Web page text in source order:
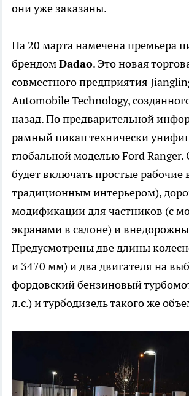
они уже заказаны.
На 20 марта намечена премьера
брендомDadao. Это новая
совместного предприятия
Automobile Technology,
назад. По предварительной
рамный пикап технически
глобальной моделью Ford Ranger.
будет включать простые рабочие
традиционным интерьером),
модификации для частников (с
экранами в салоне) и
Предусмотрены две длины
и 3470 мм) и два двигателя на
фордовский бензиновый
л.с.) и турбодизель такого же